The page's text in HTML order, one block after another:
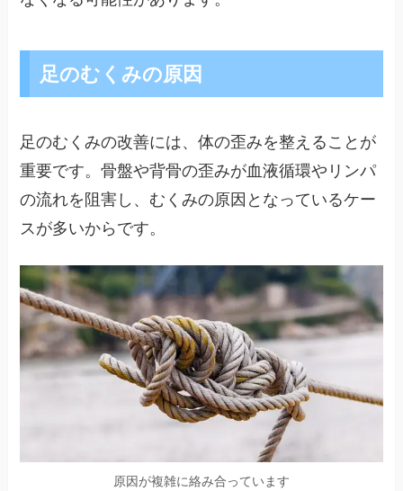
足のむくみの原因
足のむくみの改善には、体の歪みを整えることが
重要です。骨盤や背骨の歪みが血液循環やリンパ
の流れを阻害し、むくみの原因となっているケー
スが多いからです。
原因が複雑に絡み合っています